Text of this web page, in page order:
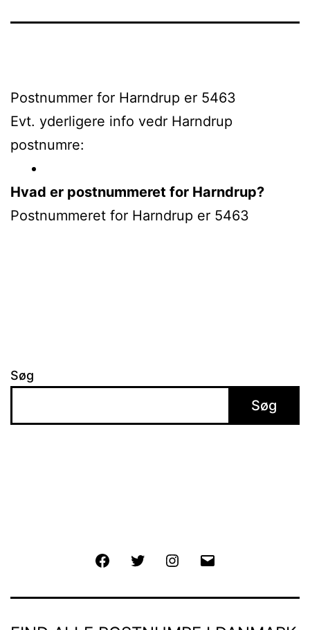
Postnummer for Harndrup er 5463
Evt. yderligere info vedr Harndrup
postnumre:
Hvad er postnummeret for Harndrup?
Postnummeret for Harndrup er 5463
Søg
Søg
FacebookTwitter Instagram